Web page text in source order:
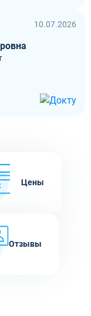
10.07.2026
Цены
Отзывы